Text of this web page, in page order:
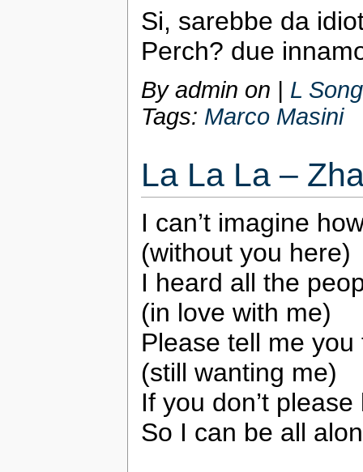
Si, sarebbe da
Perch? due
By admin on | L
Tags: Marco Masini
La La La –
I can’t imagine
(without you here)
I heard all the
(in love with me)
Please tell me you
(still wanting me)
If you don’t
So I can be all